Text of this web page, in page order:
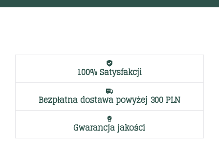
100% Satysfakcji
Bezpłatna dostawa powyżej 300 PLN
Gwarancja jakości